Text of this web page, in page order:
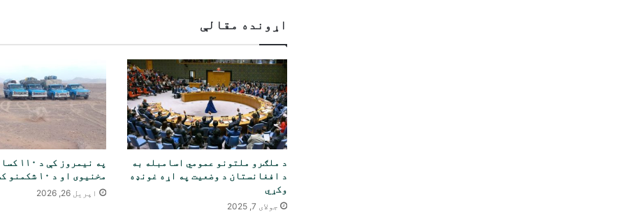
اړونده مقالې
د ملګرو ملتونو عمومي اسامبله به
د افغانستان د وضعیت په اړه غونډه
وکړي
جولای 7, 2025
په
مخنیوی او د ۱۰ شکمنو کسانو نیول
اپریل 26, 2026